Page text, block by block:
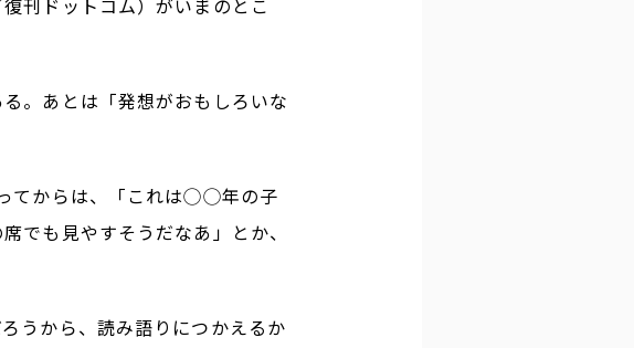
刊ドットコム）がいまのとこ
。あとは「発想がおもしろいな
てからは、「これは◯◯年の子
でも見やすそうだなあ」とか、
うから、読み語りにつかえるか